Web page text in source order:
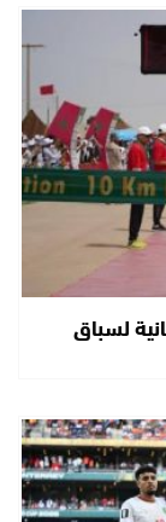
لسباق